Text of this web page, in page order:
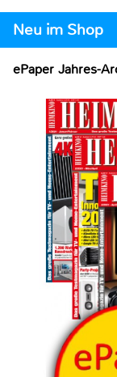
Neu im Shop
ePaper Jahres-